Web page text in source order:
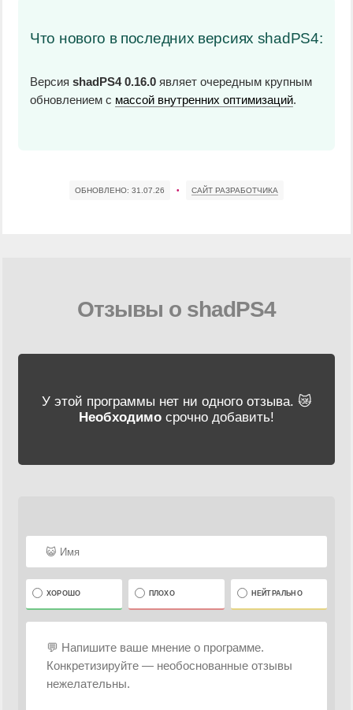
Что нового в последних версиях shadPS4:
Версия shadPS4 0.16.0 являет очередным крупным
обновлением с массой внутренних оптимизаций.
ОБНОВЛЕНО: 31.07.26 • САЙТ РАЗРАБОТЧИКА
Отзывы о shadPS4
У этой программы нет ни одного отзыва. 😿
Необходимо срочно добавить!
ХОРОШО ПЛОХО НЕЙТРАЛЬНО